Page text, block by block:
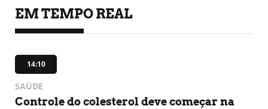
EM TEMPO REAL
14:10
SAÚDE
Controle do colesterol deve começar na